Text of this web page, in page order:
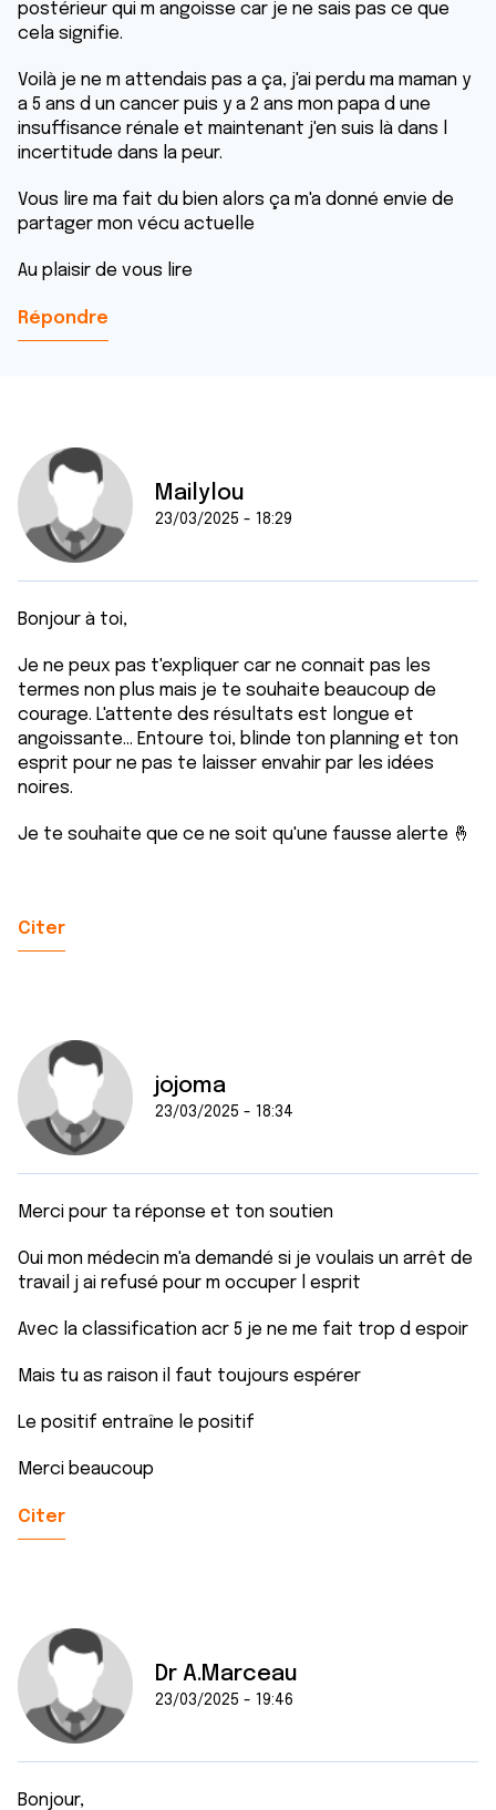
postérieur qui m angoisse car je ne sais pas ce que
cela signifie.
Voilà je ne m attendais pas a ça, j'ai perdu ma maman y
a 5 ans d un cancer puis y a 2 ans mon papa d une
insuffisance rénale et maintenant j'en suis là dans l
incertitude dans la peur.
Vous lire ma fait du bien alors ça m'a donné envie de
partager mon vécu actuelle
Au plaisir de vous lire
Répondre
Mailylou
23/03/2025 - 18:29
Bonjour à toi,
Je ne peux pas t'expliquer car ne connait pas les
termes non plus mais je te souhaite beaucoup de
courage. L'attente des résultats est longue et
angoissante... Entoure toi, blinde ton planning et ton
esprit pour ne pas te laisser envahir par les idées
noires.
Je te souhaite que ce ne soit qu'une fausse alerte 🤞
Citer
jojoma
23/03/2025 - 18:34
Merci pour ta réponse et ton soutien
Oui mon médecin m'a demandé si je voulais un arrêt de
travail j ai refusé pour m occuper l esprit
Avec la classification acr 5 je ne me fait trop d espoir
Mais tu as raison il faut toujours espérer
Le positif entraîne le positif
Merci beaucoup
Citer
Dr A.Marceau
23/03/2025 - 19:46
Bonjour,